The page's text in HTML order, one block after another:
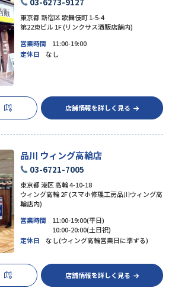
東京都 新宿区 歌舞伎町 1-5-4
第22東ビル 1F (リンクサス酒販店舗内)
営業時間
11:00-19:00
定休日
なし
店舗情報を詳しく見る
品川 ウィング高輪店
03-6721-7005
東京都 港区 高輪 4-10-18
ウィング高輪 2F (スマホ修理工房品川ウィング高
輪店内)
営業時間
11:00-19:00(平日)
10:00-20:00(土日祝)
定休日
なし(ウィング高輪営業日に準ずる)
店舗情報を詳しく見る